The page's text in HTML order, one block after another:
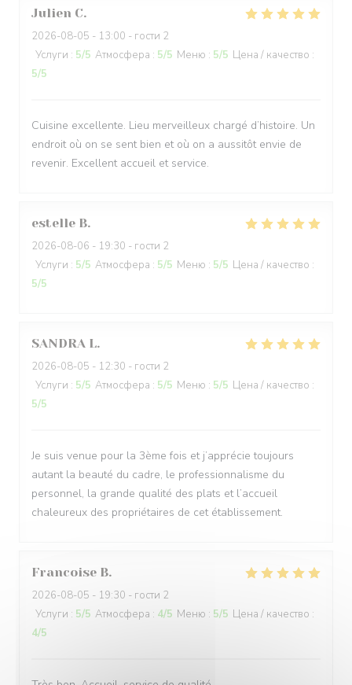
Julien C
2026-08-05 - 13:00 - гости 2
Услуги : 5/5 Атмосфера : 5/5 Меню : 5/5 Цена / качество :
5/5
Cuisine excellente. Lieu merveilleux chargé d’histoire. Un
endroit où on se sent bien et où on a aussitôt envie de
revenir. Excellent accueil et service.
estelle B
2026-08-06 - 19:30 - гости 2
Услуги : 5/5 Атмосфера : 5/5 Меню : 5/5 Цена / качество :
5/5
SANDRA L
2026-08-05 - 12:30 - гости 2
Услуги : 5/5 Атмосфера : 5/5 Меню : 5/5 Цена / качество :
5/5
Je suis venue pour la 3ème fois et j’apprécie toujours
autant la beauté du cadre, le professionnalisme du
personnel, la grande qualité des plats et l’accueil
chaleureux des propriétaires de cet établissement.
Francoise B
2026-08-05 - 19:30 - гости 2
Услуги : 5/5 Атмосфера : 4/5 Меню : 5/5 Цена / качество :
4/5